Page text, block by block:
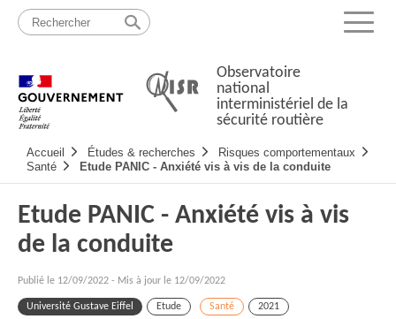
Passer
contenu
Menu
Observatoire
national
interministériel de la
sécurité routière
principale
Accueil Études & recherches
Risques comportementaux
Santé
Etude PANIC - Anxiété vis à vis de la conduite
Etude PANIC - Anxiété vis à vis
de la conduite
Publié le 12/09/2022 - Mis à jour le 12/09/2022
Université Gustave Eiffel Etude Santé 2021